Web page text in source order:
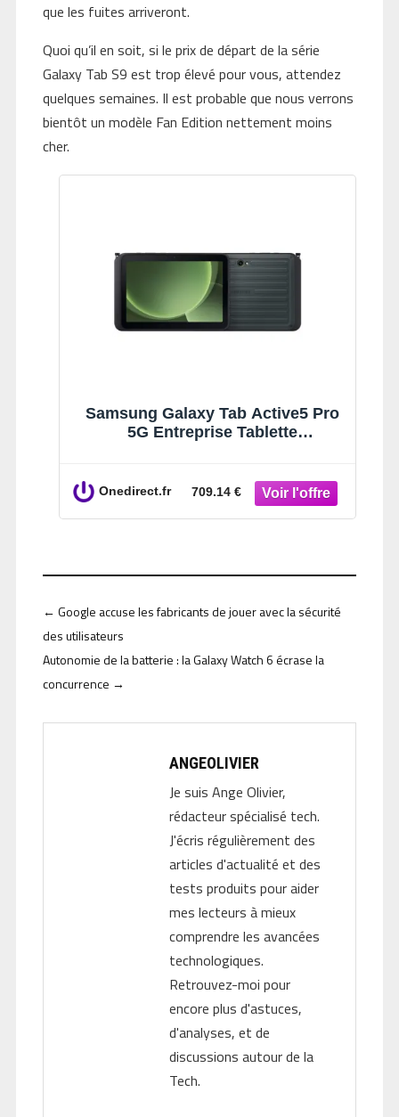
que les fuites arriveront.
Quoi qu’il en soit, si le prix de départ de la série
Galaxy Tab S9 est trop élevé pour vous, attendez
quelques semaines. Il est probable que nous verrons
bientôt un modèle Fan Edition nettement moins
cher.
Samsung Galaxy Tab Active5 Pro
5G Entreprise Tablette
certification IP68, double batterie
Onedirect.fr 709.14 €
← Google accuse les fabricants de jouer avec la sécurité
des utilisateurs
Autonomie de la batterie : la Galaxy Watch 6 écrase la
concurrence →
ANGEOLIVIER
Je suis Ange Olivier,
rédacteur spécialisé tech.
J'écris régulièrement des
articles d'actualité et des
tests produits pour aider
mes lecteurs à mieux
comprendre les avancées
technologiques.
Retrouvez-moi pour
encore plus d'astuces,
d'analyses, et de
discussions autour de la
Tech.